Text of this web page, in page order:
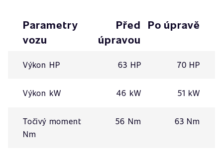
Parametry
vozu
Před
úpravou
Po úpravě
Výkon HP 63 HP 70 HP
Výkon kW 46 kW 51 kW
Točivý moment
Nm
56 Nm 63 Nm